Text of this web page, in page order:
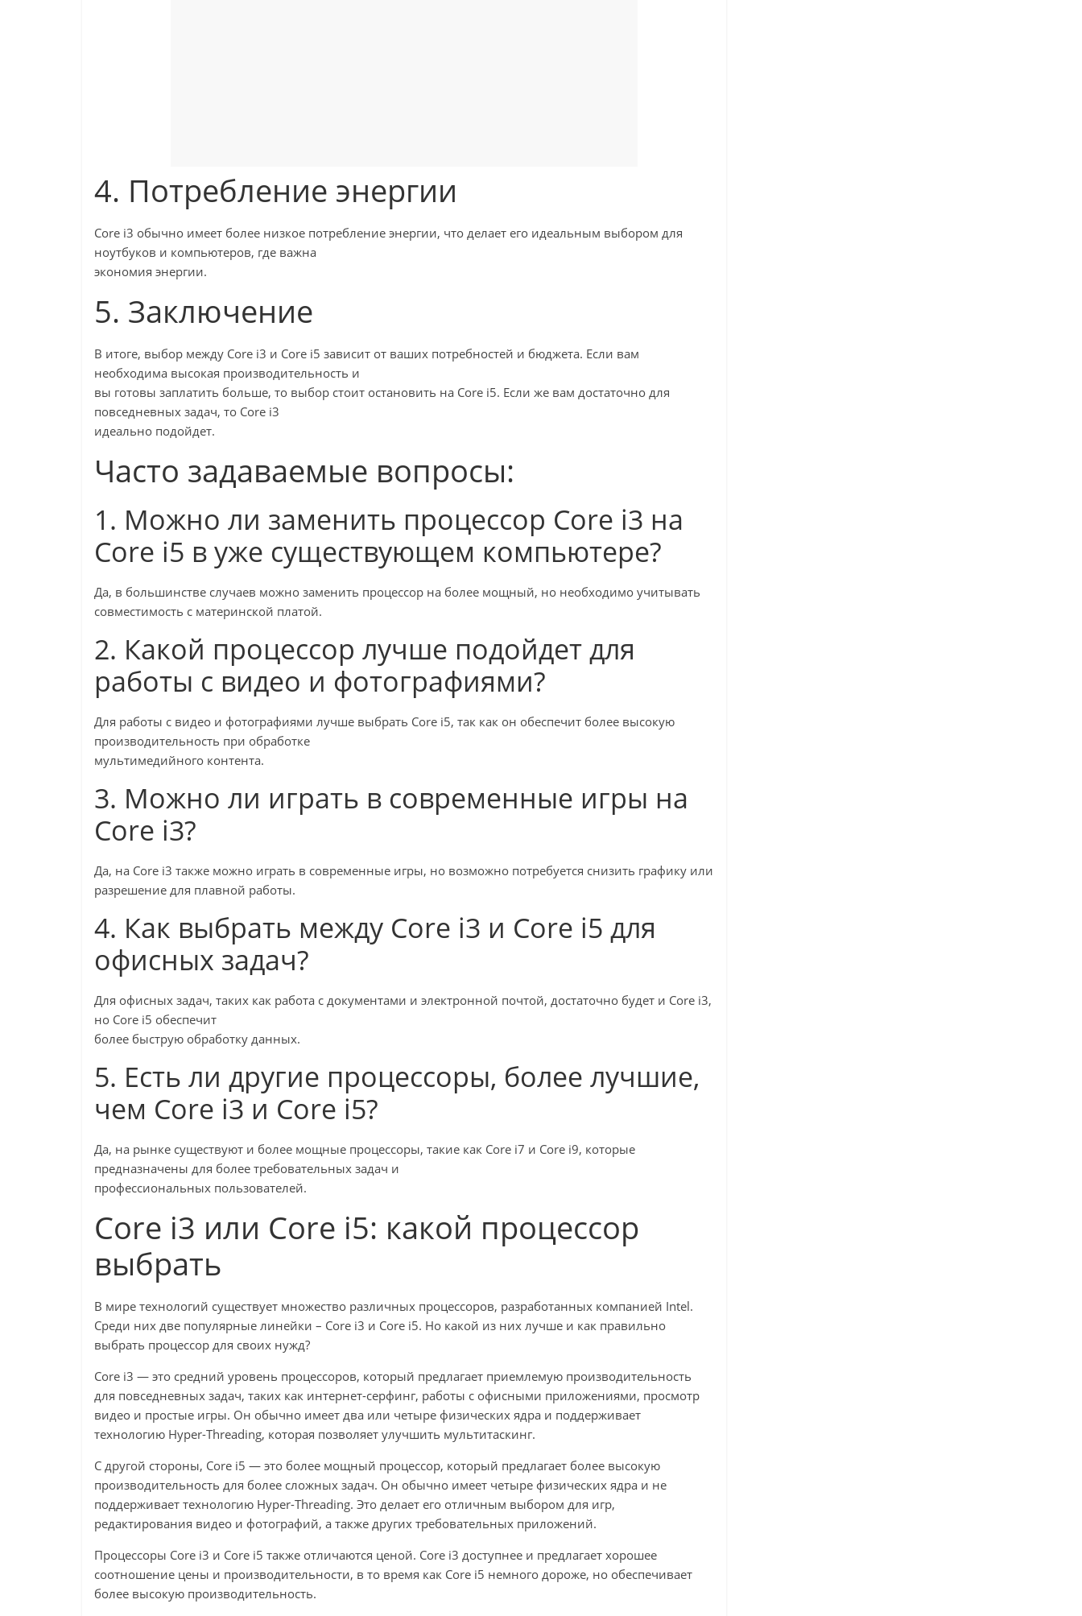
4. Потребление энергии
Core i3 обычно имеет более низкое потребление энергии, что делает его идеальным выбором для
ноутбуков и компьютеров, где важна
экономия энергии.
5. Заключение
В итоге, выбор между Core i3 и Core i5 зависит от ваших потребностей и бюджета. Если вам
необходима высокая производительность и
вы готовы заплатить больше, то выбор стоит остановить на Core i5. Если же вам достаточно для
повседневных задач, то Core i3
идеально подойдет.
Часто задаваемые вопросы:
1. Можно ли заменить процессор Core i3 на
Core i5 в уже существующем компьютере?
Да, в большинстве случаев можно заменить процессор на более мощный, но необходимо учитывать
совместимость с материнской платой.
2. Какой процессор лучше подойдет для
работы с видео и фотографиями?
Для работы с видео и фотографиями лучше выбрать Core i5, так как он обеспечит более высокую
производительность при обработке
мультимедийного контента.
3. Можно ли играть в современные игры на
Core i3?
Да, на Core i3 также можно играть в современные игры, но возможно потребуется снизить графику или
разрешение для плавной работы.
4. Как выбрать между Core i3 и Core i5 для
офисных задач?
Для офисных задач, таких как работа с документами и электронной почтой, достаточно будет и Core i3,
но Core i5 обеспечит
более быструю обработку данных.
5. Есть ли другие процессоры, более лучшие,
чем Core i3 и Core i5?
Да, на рынке существуют и более мощные процессоры, такие как Core i7 и Core i9, которые
предназначены для более требовательных задач и
профессиональных пользователей.
Core i3 или Core i5: какой процессор
выбрать
В мире технологий существует множество различных процессоров, разработанных компанией Intel.
Среди них две популярные линейки – Core i3 и Core i5. Но какой из них лучше и как правильно
выбрать процессор для своих нужд?
Core i3 — это средний уровень процессоров, который предлагает приемлемую производительность
для повседневных задач, таких как интернет-серфинг, работы с офисными приложениями, просмотр
видео и простые игры. Он обычно имеет два или четыре физических ядра и поддерживает
технологию Hyper-Threading, которая позволяет улучшить мультитаскинг.
С другой стороны, Core i5 — это более мощный процессор, который предлагает более высокую
производительность для более сложных задач. Он обычно имеет четыре физических ядра и не
поддерживает технологию Hyper-Threading. Это делает его отличным выбором для игр,
редактирования видео и фотографий, а также других требовательных приложений.
Процессоры Core i3 и Core i5 также отличаются ценой. Core i3 доступнее и предлагает хорошее
соотношение цены и производительности, в то время как Core i5 немного дороже, но обеспечивает
более высокую производительность.